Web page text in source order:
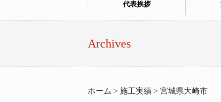
代表挨拶
Archives
ホーム > 施工実績 > 宮城県大崎市